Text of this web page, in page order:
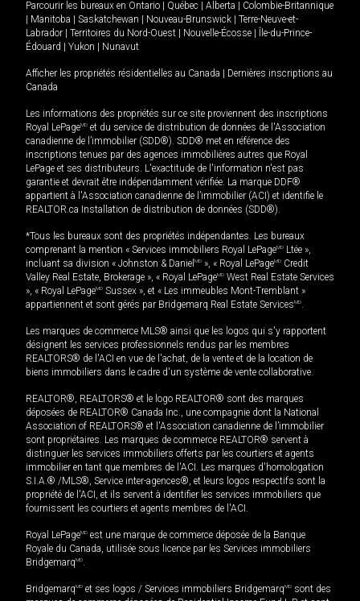
Parcourir les bureaux en Ontario Québec Alberta
Colombie-Britannique
Manitoba Saskatchewan Nouveau-Brunswick
Terre-Neuve-et-
Labrador
Territoires du Nord-Ouest Nouvelle-Écosse
Île-du-Prince-
Édouard
Yukon Nunavut
Afficher les propriétés résidentielles au Canada
Dernières inscriptions au
Canada
Les informations des propriétés sur ce site proviennent des inscriptions
Royal LePageMD et du service de distribution de données de l'Association
canadienne de l’immobilier (SDD®). SDD® met en référence des
inscriptions tenues par des agences immobilières autres que Royal
LePage et ses distributeurs. L'exactitude de l'information n'est pas
garantie et devrait être indépendamment vérifiée. La marque DDF®
appartient à l'Association canadienne de l’immobilier (ACI) et identifie le
REALTOR.ca Installation de distribution de données (SDD®).
*Tous les bureaux sont des propriétés indépendantes. Les bureaux
comprenant la mention « Services immobiliers Royal LePageMD Ltée »,
incluant sa division « Johnston & Daniel MD », « Royal LePageMD Credit
Valley Real Estate, Brokerage », « Royal LePageMD West Real Estate Services
», « Royal LePageMD Sussex », et « Les immeubles Mont-Tremblant »
appartiennent et sont gérés par Bridgemarq Real Estate ServicesMD.
Les marques de commerce MLS® ainsi que les logos qui s'y rapportent
désignent les services professionnels rendus par les membres
REALTORS® de l'ACI en vue de l'achat, de la vente et de la location de
biens immobiliers dans le cadre d'un système de vente collaborative.
REALTOR®, REALTORS® et le logo REALTOR® sont des marques
déposées de REALTOR® Canada Inc., une compagnie dont la National
Association of REALTORS® et l'Association canadienne de l’immobilier
sont propriétaires. Les marques de commerce REALTOR® servent à
distinguer les services immobiliers offerts par les courtiers et agents
immobilier en tant que membres de l'ACI. Les marques d'homologation
S.I.A.® /MLS®, Service inter-agences®, et leurs logos respectifs sont la
propriété de l'ACI, et ils servent à identifier les services immobiliers que
fournissent les courtiers et agents membres de l'ACI.
Royal LePageMD est une marque de commerce déposée de la Banque
Royale du Canada, utilisée sous licence par les Services immobiliers
BridgemarqMD.
BridgemarqMD et ses logos / Services immobiliers BridgemarqMD sont des